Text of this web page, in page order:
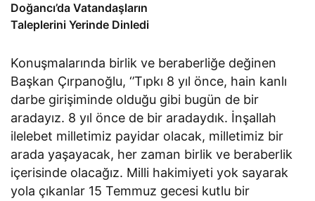
Doğancı’da Vatandaşların
Taleplerini Yerinde Dinledi
Konuşmalarında birlik ve beraberliğe değinen
Başkan Çırpanoğlu, ‘’Tıpkı 8 yıl önce, hain kanlı
darbe girişiminde olduğu gibi bugün de bir
aradayız. 8 yıl önce de bir aradaydık. İnşallah
ilelebet milletimiz payidar olacak, milletimiz bir
arada yaşayacak, her zaman birlik ve beraberlik
içerisinde olacağız. Milli hakimiyeti yok sayarak
yola çıkanlar 15 Temmuz gecesi kutlu bir